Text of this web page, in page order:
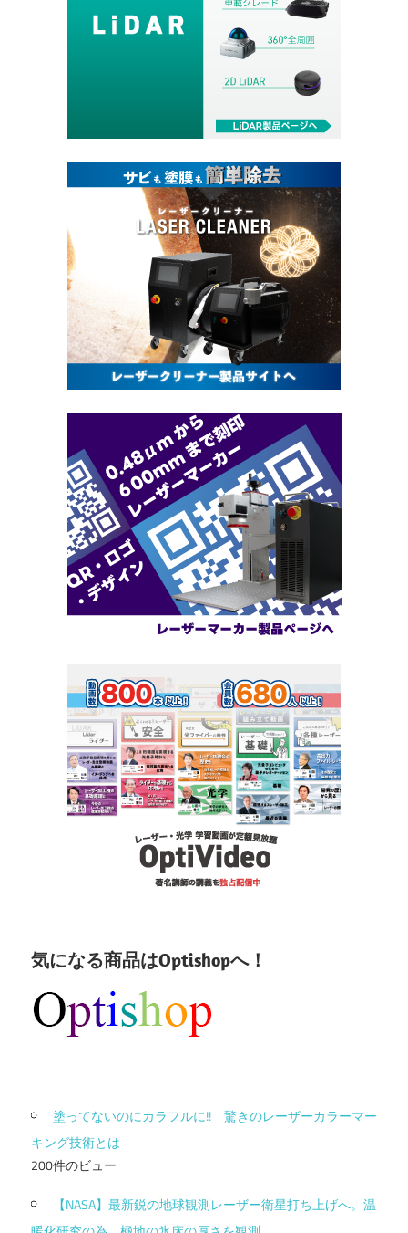
気になる商品はOptishopへ！
塗ってないのにカラフルに!! 驚きのレーザーカラーマー
キング技術とは
200件のビュー
【NASA】最新鋭の地球観測レーザー衛星打ち上げへ。温